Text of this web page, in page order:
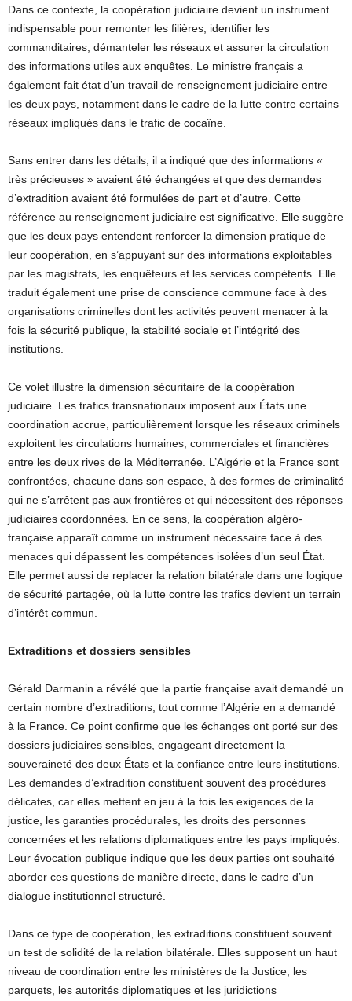
Dans ce contexte, la coopération judiciaire devient un instrument
indispensable pour remonter les filières, identifier les
commanditaires, démanteler les réseaux et assurer la circulation
des informations utiles aux enquêtes. Le ministre français a
également fait état d’un travail de renseignement judiciaire entre
les deux pays, notamment dans le cadre de la lutte contre certains
réseaux impliqués dans le trafic de cocaïne.
Sans entrer dans les détails, il a indiqué que des informations «
très précieuses » avaient été échangées et que des demandes
d’extradition avaient été formulées de part et d’autre. Cette
référence au renseignement judiciaire est significative. Elle suggère
que les deux pays entendent renforcer la dimension pratique de
leur coopération, en s’appuyant sur des informations exploitables
par les magistrats, les enquêteurs et les services compétents. Elle
traduit également une prise de conscience commune face à des
organisations criminelles dont les activités peuvent menacer à la
fois la sécurité publique, la stabilité sociale et l’intégrité des
institutions.
Ce volet illustre la dimension sécuritaire de la coopération
judiciaire. Les trafics transnationaux imposent aux États une
coordination accrue, particulièrement lorsque les réseaux criminels
exploitent les circulations humaines, commerciales et financières
entre les deux rives de la Méditerranée. L’Algérie et la France sont
confrontées, chacune dans son espace, à des formes de criminalité
qui ne s’arrêtent pas aux frontières et qui nécessitent des réponses
judiciaires coordonnées. En ce sens, la coopération algéro-
française apparaît comme un instrument nécessaire face à des
menaces qui dépassent les compétences isolées d’un seul État.
Elle permet aussi de replacer la relation bilatérale dans une logique
de sécurité partagée, où la lutte contre les trafics devient un terrain
d’intérêt commun.
Extraditions et dossiers sensibles
Gérald Darmanin a révélé que la partie française avait demandé un
certain nombre d’extraditions, tout comme l’Algérie en a demandé
à la France. Ce point confirme que les échanges ont porté sur des
dossiers judiciaires sensibles, engageant directement la
souveraineté des deux États et la confiance entre leurs institutions.
Les demandes d’extradition constituent souvent des procédures
délicates, car elles mettent en jeu à la fois les exigences de la
justice, les garanties procédurales, les droits des personnes
concernées et les relations diplomatiques entre les pays impliqués.
Leur évocation publique indique que les deux parties ont souhaité
aborder ces questions de manière directe, dans le cadre d’un
dialogue institutionnel structuré.
Dans ce type de coopération, les extraditions constituent souvent
un test de solidité de la relation bilatérale. Elles supposent un haut
niveau de coordination entre les ministères de la Justice, les
parquets, les autorités diplomatiques et les juridictions